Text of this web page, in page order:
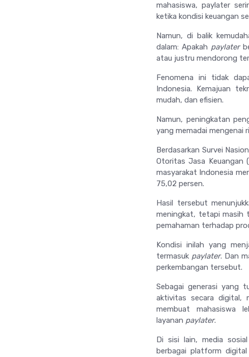
mahasiswa, paylater
ketika kondisi keuangan
Namun, di balik
dalam: Apakah paylater
atau justru mendorong
Fenomena ini tidak
Indonesia. Kemajuan
mudah, dan efisien.
Namun, peningkatan
yang memadai mengenai
Berdasarkan Survei
Otoritas Jasa Keuangan
masyarakat Indonesia
75,02 persen.
Hasil tersebut
meningkat, tetapi masih
pemahaman terhadap
Kondisi inilah yang
termasuk paylater. Dan
perkembangan tersebut.
Sebagai generasi yang
aktivitas secara digital,
membuat mahasiswa
layanan paylater.
Di sisi lain, media
berbagai platform